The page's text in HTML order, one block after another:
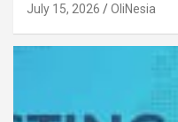
July 15, 2026 OliNesia